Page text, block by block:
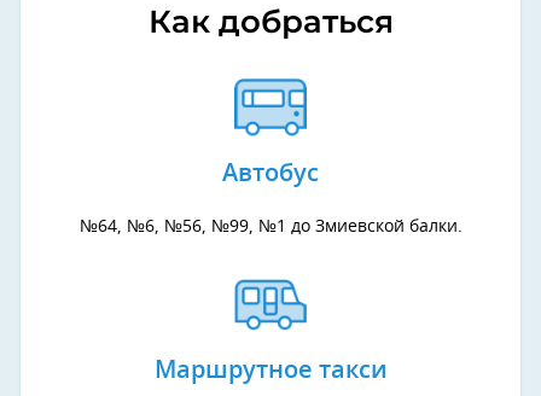
Как добраться
Автобус
№64, №6, №56, №99, №1 до Змиевской балки.
Маршрутное такси